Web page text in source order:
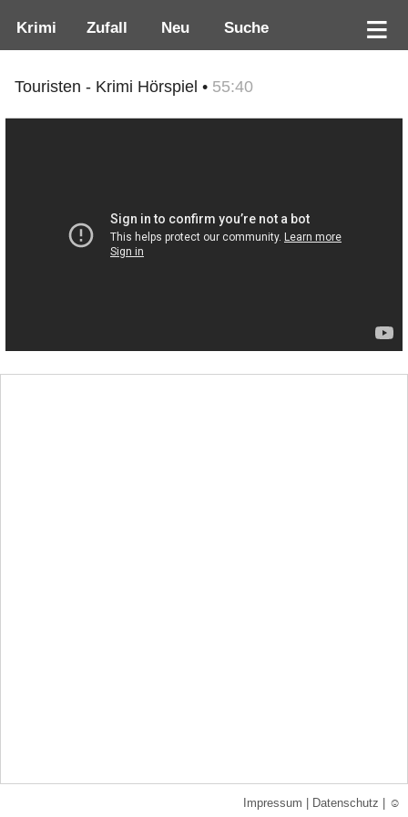
Krimi Zufall Neu Suche
Touristen - Krimi Hörspiel • 55:40
Impressum Datenschutz ☺